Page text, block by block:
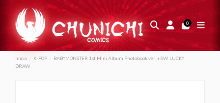
0
Inicio K-POP
BABYMONSTER 1st Mini Album Photobook ver. + SW LUCKY
DRAW